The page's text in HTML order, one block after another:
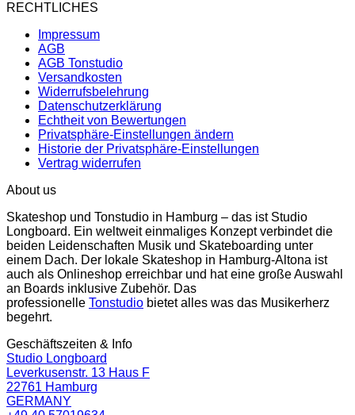
RECHTLICHES
Impressum
AGB
AGB Tonstudio
Versandkosten
Widerrufsbelehrung
Datenschutzerklärung
Echtheit von Bewertungen
Privatsphäre-Einstellungen ändern
Historie der Privatsphäre-Einstellungen
Vertrag widerrufen
About us
Skateshop und Tonstudio in Hamburg – das ist Studio
Longboard. Ein weltweit einmaliges Konzept verbindet die
beiden Leidenschaften Musik und Skateboarding unter
einem Dach. Der lokale Skateshop in Hamburg-Altona ist
auch als Onlineshop erreichbar und hat eine große Auswahl
an Boards inklusive Zubehör. Das
professionelle Tonstudio bietet alles was das Musikerherz
begehrt.
Geschäftszeiten & Info
Studio Longboard
Leverkusenstr. 13 Haus F
22761 Hamburg
GERMANY